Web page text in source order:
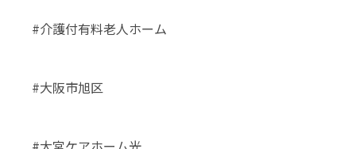
#介護付有料老人ホーム
#大阪市旭区